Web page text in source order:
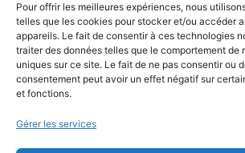
Pour offrir les meilleures expériences, nous
telles que les cookies pour stocker et/ou accéder
appareils. Le fait de consentir à ces technologies
traiter des données telles que le comportement de
uniques sur ce site. Le fait de ne pas consentir ou
consentement peut avoir un effet négatif sur
et fonctions.
Gérer les services